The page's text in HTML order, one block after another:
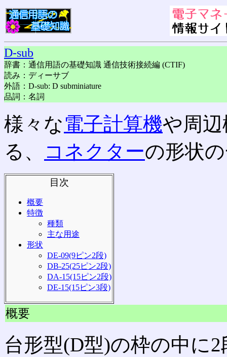
D-sub
辞書：通信用語の基礎知識 通信技術接続編 (CTIF)
読み：ディーサブ
外語：D-sub: D subminiature
品詞：名詞
様々な電子計算機や周
る、
コネクターの形状
目次
概要
特徴
種類
主な用途
形状
DE-09(9ピン2段)
DB-25(25ピン2段)
DA-15(15ピン2段)
DE-15(15ピン3段)
概要
台形型(D型)の枠の中に